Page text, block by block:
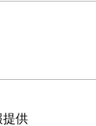
提供